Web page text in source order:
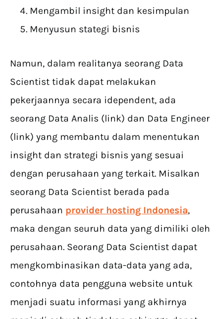
Mengambil insight dan kesimpulan
Menyusun stategi bisnis
Namun, dalam realitanya seorang Data
Scientist tidak dapat melakukan
pekerjaannya secara idependent, ada
seorang Data Analis (link) dan Data Engineer
(link) yang membantu dalam menentukan
insight dan strategi bisnis yang sesuai
dengan perusahaan yang terkait. Misalkan
seorang Data Scientist berada pada
perusahaan provider hosting Indonesia,
maka dengan seuruh data yang dimiliki oleh
perusahaan. Seorang Data Scientist dapat
mengkombinasikan data-data yang ada,
contohnya data pengguna website untuk
menjadi suatu informasi yang akhirnya